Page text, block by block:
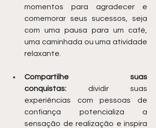
momentos para agradecer e
comemorar seus sucessos, seja
com uma pausa para um café,
uma caminhada ou uma atividade
relaxante.
Compartilhe suas
conquistas: dividir suas
experiências com pessoas de
confiança potencializa a
sensação de realização e inspira